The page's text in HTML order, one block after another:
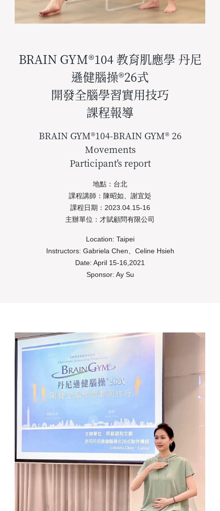
BRAIN GYM®104 教育肌應學 丹尼
遜健腦操®26式
開發全腦學習實用技巧
課程報導
BRAIN GYM®104-BRAIN GYM® 26
Movements
Participant's report
地點：台北
課程講師：陳昭如、謝宜彣
課程日期：2023.04.15-16
主辦單位：才賦顧問有限公司
Location: Taipei
Instructors: Gabriela Chen、Celine Hsieh
Date: April 15-16,2021
Sponsor: Ay Su